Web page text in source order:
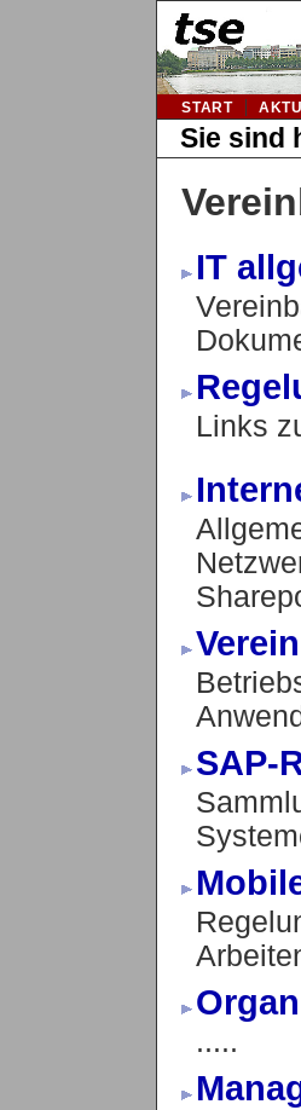
START
Sie sind
IT
Links
SAP-
.....